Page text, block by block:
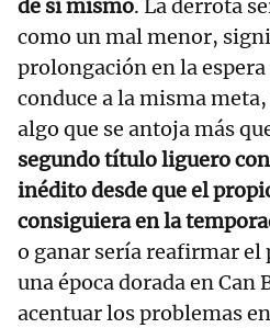
de sí mismo. La derrota
como un mal menor,
prolongación en la
conduce a la misma
algo que se antoja más
segundo título liguero
inédito desde que el
consiguiera en la
o ganar sería reafirmar el
una época dorada en Can
acentuar los problemas